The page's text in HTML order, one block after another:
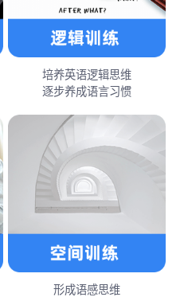
培养英语逻辑思维
逐步养成语言习惯
形成语感思维